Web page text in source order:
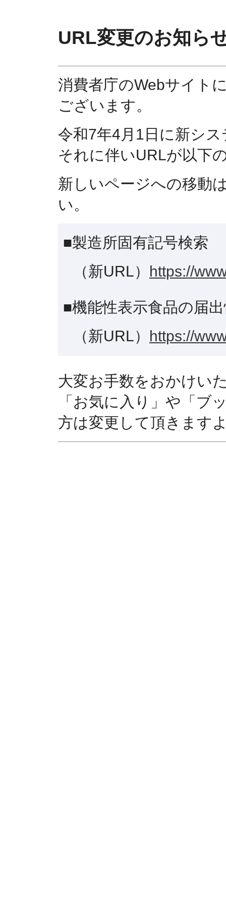
URL変更のお知ら
消費者庁のWebサイト
ございます。
令和7年4月1日に新シ
それに伴いURLが以下
新しいページへの移動
い。
■製造所固有記号検索
（新URL） https://
■機能性表示食品の届
（新URL） https://
大変お手数をおかけい
「お気に入り」や「ブ
方は変更して頂きます